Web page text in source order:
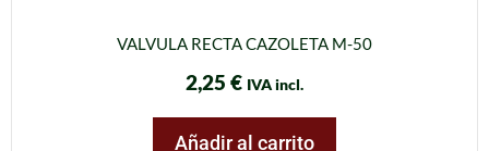
VALVULA RECTA CAZOLETA M-50
2,25 € IVA incl.
Añadir al carrito